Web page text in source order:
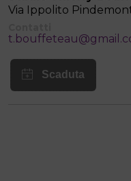
Via Ippolito